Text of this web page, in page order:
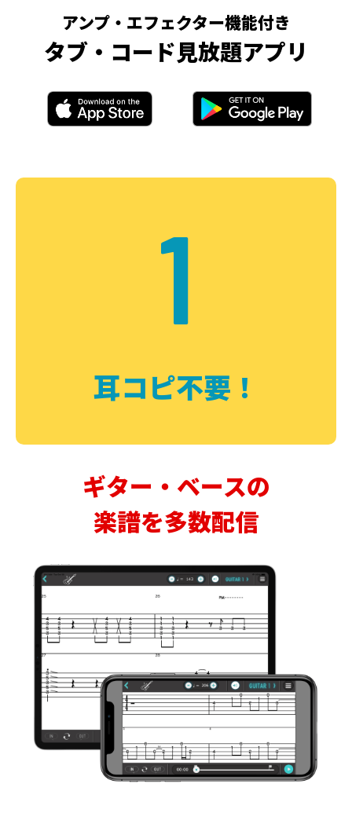
アンプ・エフェクター機能付き
タブ・コード見放題アプリ
1
耳コピ不要！
ギター・ベースの
楽譜を多数配信